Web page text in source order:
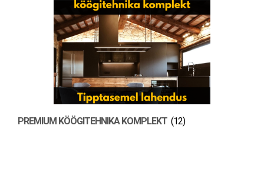
PREMIUM KÖÖGITEHNIKA KOMPLEKT (12)